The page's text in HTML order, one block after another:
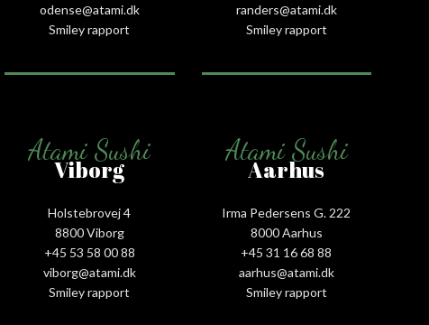
odense@atami.dk
Smiley rapport
randers@atami.dk
Smiley rapport
Atami Sushi
Viborg
Holstebrovej 4
8800 Viborg
+45 53 58 00 88
viborg@atami.dk
Smiley rapport
Atami Sushi
Aarhus
Irma Pedersens G. 222
8000 Aarhus
+45 31 16 68 88
aarhus@atami.dk
Smiley rapport